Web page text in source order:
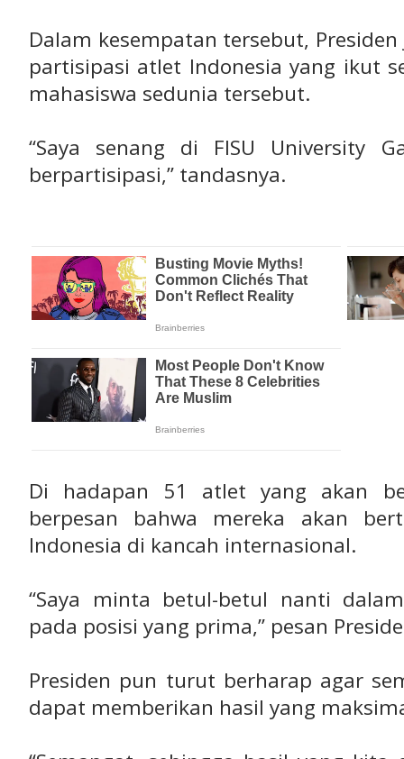
Dalam kesempatan tersebut,
partisipasi atlet Indonesia yang ikut
mahasiswa sedunia tersebut.
“Saya senang di FISU University
berpartisipasi,” tandasnya.
Di hadapan 51 atlet yang akan
berpesan bahwa mereka akan
Indonesia di kancah internasional.
“Saya minta betul-betul nanti
pada posisi yang prima,” pesan
Presiden pun turut berharap agar
dapat memberikan hasil yang